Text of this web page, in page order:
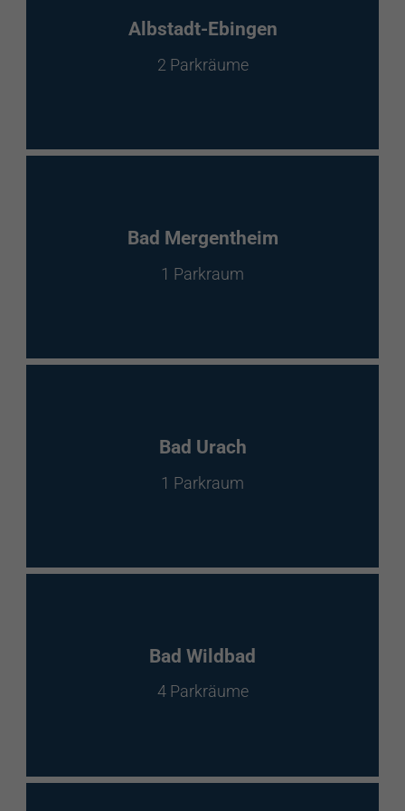
EnBW Mobility
Spontanladen
Albstadt-Ebingen
2 Parkräume
Bad Mergentheim
1 Parkraum
Bad Urach
1 Parkraum
Bad Wildbad
4 Parkräume